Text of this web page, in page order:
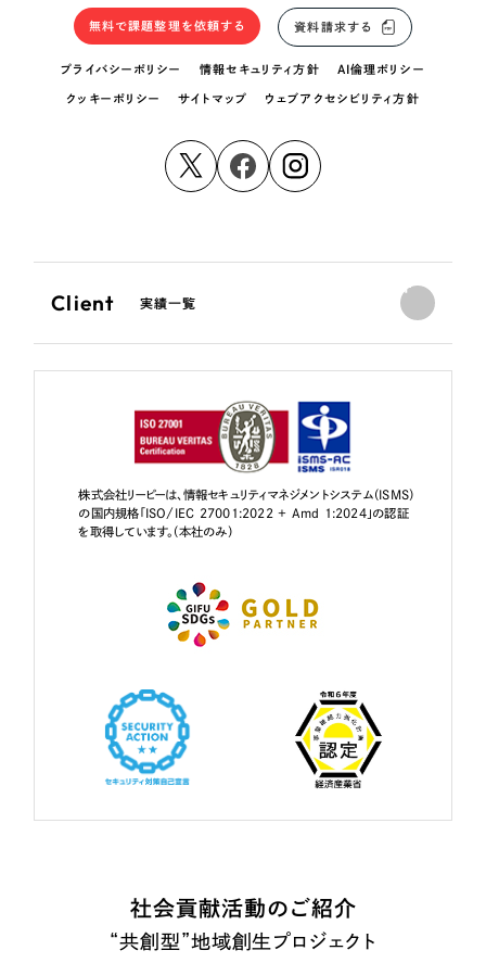
無料で課題整理を依頼する 資料請求する
プライバシーポリシー 情報セキュリティ方針 AI倫理ポリシー
クッキーポリシー サイトマップ ウェブアクセシビリティ方針
Client 実績一覧
株式会社リーピーは、情報セキュリティマネジメントシステム（ISMS）
の国内規格「ISO/IEC 27001:2022 + Amd 1:2024」の認証
を取得しています。（本社のみ）
社会貢献活動のご紹介
“共創型”地域創生プロジェクト